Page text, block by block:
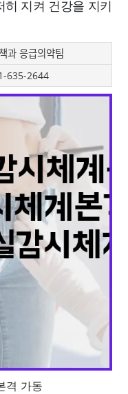
지켜 건강을 지키
과 응급의약팀
635-2644
격 가동